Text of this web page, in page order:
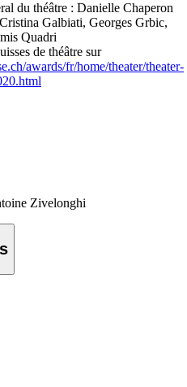
du théâtre : Danielle Chaperon
Galbiati, Georges Grbic,
Quadri
de théâtre sur
awards/fr/home/theater/theater-
Zivelonghi